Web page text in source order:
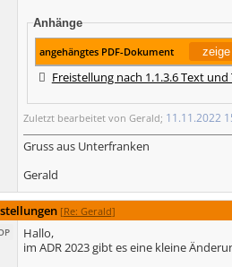
Anhänge
angehängtes PDF-Dokument
Freistellung nach 1.1.3.6 Text und
Zuletzt bearbeitet von Gerald; 11.11.2022
Gruss aus Unterfranken
Gerald
[Re: Gerald]
Hallo,
im ADR 2023 gibt es eine kleine